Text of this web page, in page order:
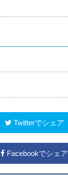
Twitterでシェア
Facebookでシェア